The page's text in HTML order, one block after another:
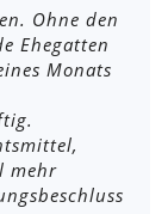
Ohne den
Ehegatten
Monats
mehr